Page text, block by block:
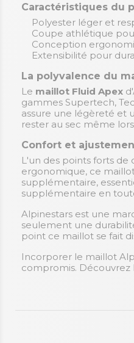
Caractéristiques du
Polyester léger et
Coupe athlétique
Conception
Extensibilité pour
La polyvalence du
Le maillot Fluid Apex
gammes Supertech,
assure une légèreté et
rester au sec même
Confort et
L'un des points forts de
ergonomique, ce
supplémentaire,
supplémentaire en
Alpinestars est une
seulement une
point ce maillot se fait
Incorporer le maillot
compromis. Découvrez